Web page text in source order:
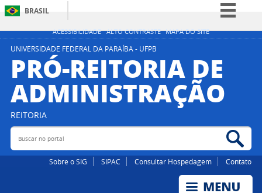
ACESSIBILIDADE ALTO CONTRASTE MAPA DO SITE
BRASIL
Simplifique!
Participe
Acesso à informação
Legislação
UNIVERSIDADE FEDERAL DA PARAÍBA - UFPB
PRÓ-REITORIA DE
ADMINISTRAÇÃO
REITORIA
Buscar no portal
Sobre o SIG SIPAC Consultar Hospedagem Contato